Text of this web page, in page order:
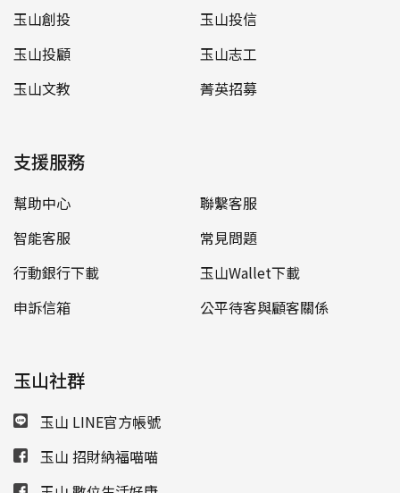
玉山創投
玉山投信
玉山投顧
玉山志工
玉山文教
菁英招募
支援服務
幫助中心
聯繫客服
智能客服
常見問題
行動銀行下載
玉山Wallet下載
申訴信箱
公平待客與顧客關係
玉山社群
玉山 LINE官方帳號
玉山 招財納福喵喵